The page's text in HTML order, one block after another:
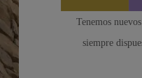
Tenemos
siempre